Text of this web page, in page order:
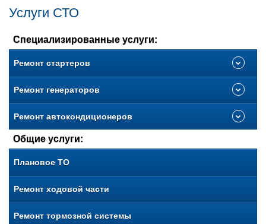
Услуги СТО
Специализированные услуги:
Ремонт стартеров
Ремонт генераторов
Ремонт автокондиционеров
Общие услуги:
Плановое ТО
Ремонт ходовой части
Ремонт тормозной системы